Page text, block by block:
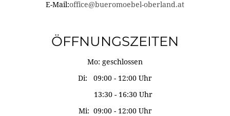
E-Mail:office@bueromoebel-oberland.at
ÖFFNUNGSZEITEN
Mo: geschlossen
Di: 09:00 - 12:00 Uhr
13:30 - 16:30 Uhr
Mi: 09:00 - 12:00 Uhr